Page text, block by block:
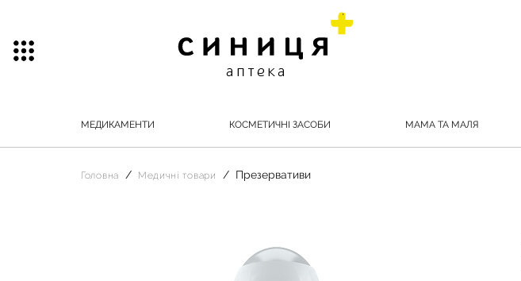
МЕДИКАМЕНТИ КОСМЕТИЧНІ ЗАСОБИ МАМА ТА МАЛЯ
Головна Медичні товари Презервативи